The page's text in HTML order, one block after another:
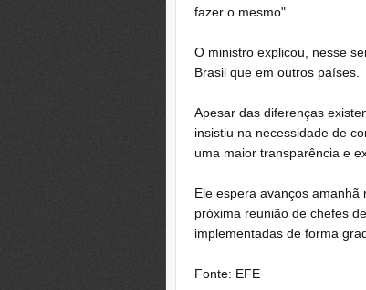
fazer o mesmo".
O ministro explicou, nesse
Brasil que em outros países.
Apesar das diferenças
insistiu na necessidade de
uma maior transparência e
Ele espera avanços
próxima reunião de chefes
implementadas de forma
Fonte: EFE